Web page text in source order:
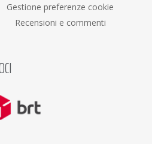
Gestione preferenze cookie
Recensioni e commenti